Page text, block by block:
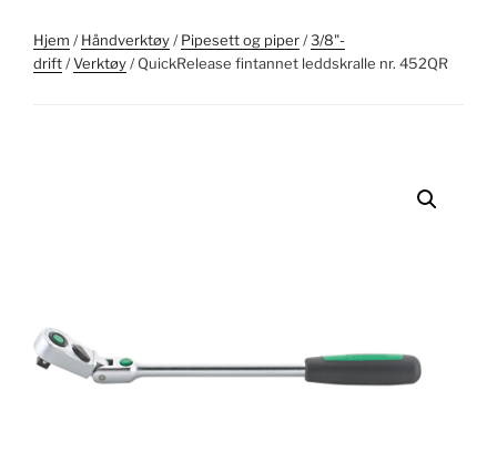
Hjem /Håndverktøy/Pipesett og piper/3/8"-
drift/Verktøy/ QuickRelease fintannet leddskralle nr. 452QR